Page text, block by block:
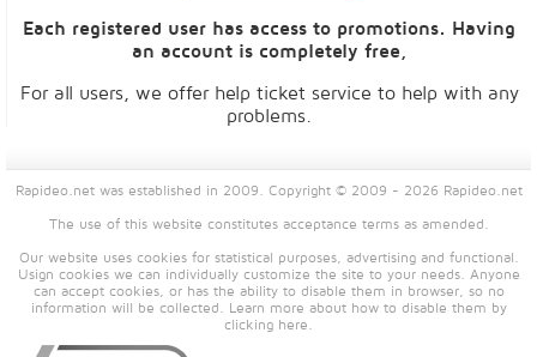
Each registered user has access to promotions. Having
an account is completely free,
For all users, we offer help ticket service to help with any
problems.
Rapideo.net was established in 2009. Copyright © 2009 - 2026 Rapideo.net
The use of this website constitutes acceptance termsas amended.
Our website uses cookies for statistical purposes, advertising and functional.
Usign cookies we can individually customize the site to your needs. Anyone
can accept cookies, or has the ability to disable them in browser, so no
information will be collected. Learn more about how to disable them by
clicking here.